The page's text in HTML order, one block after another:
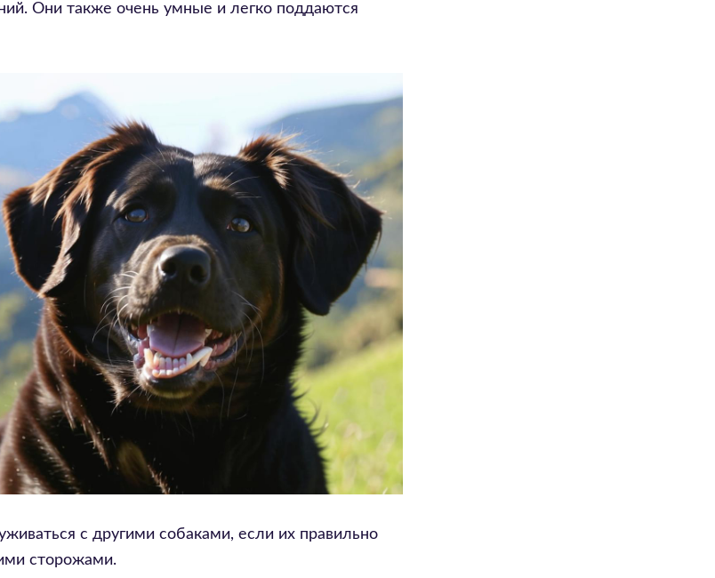
Они также очень умные и легко поддаются
с другими собаками, если их правильно
сторожами.